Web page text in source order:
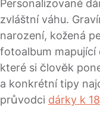
Personalizované
zvláštní váhu.
narození, kožená
fotoalbum mapující
které si člověk
a konkrétní tipy
průvodci dárky k